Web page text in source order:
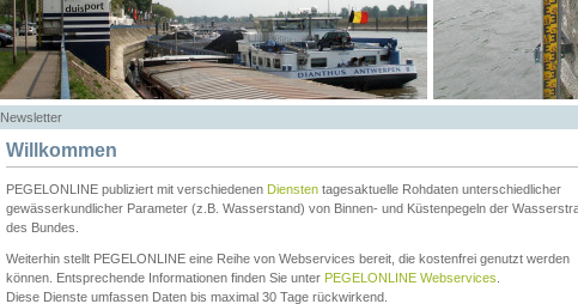
Newsletter
Willkommen
PEGELONLINE publiziert mit verschiedenen Diensten tagesaktuelle Rohdaten unterschiedlicher
gewässerkundlicher Parameter (z.B. Wasserstand) von Binnen- und Küstenpegeln der
des Bundes.
Weiterhin stellt PEGELONLINE eine Reihe von Webservices bereit, die kostenfrei genutzt werden
können. Entsprechende Informationen finden Sie unter PEGELONLINE Webservices
Diese Dienste umfassen Daten bis maximal 30 Tage rückwirkend.